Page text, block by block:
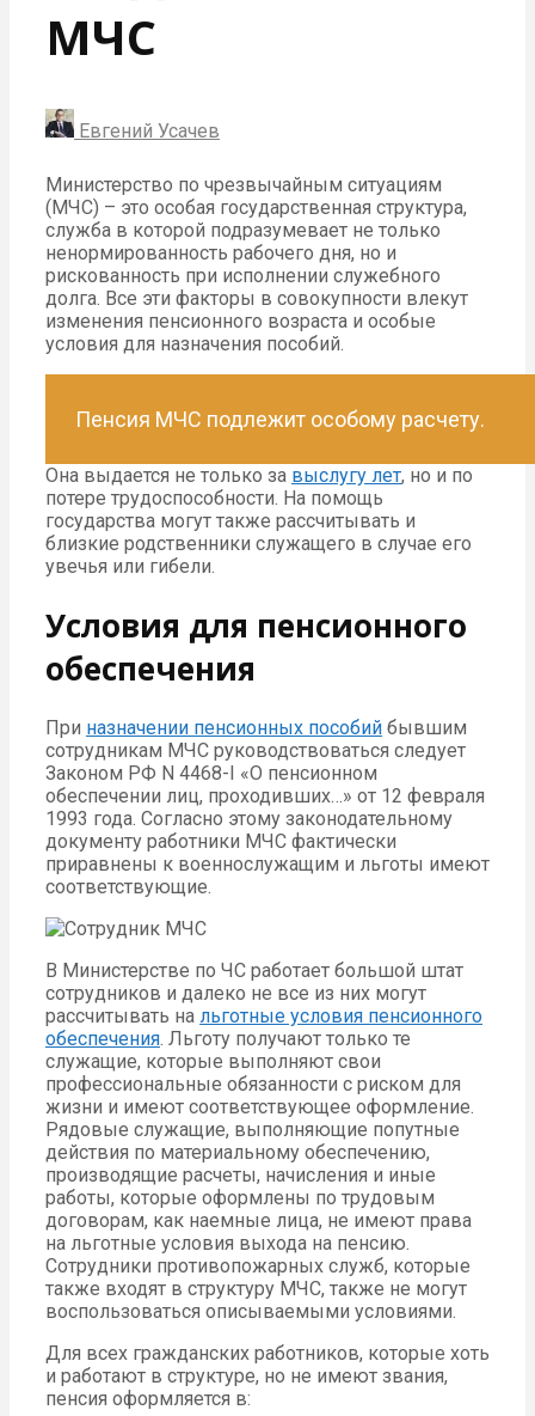
МЧС
Евгений Усачев
Министерство по чрезвычайным ситуациям
(МЧС) – это особая государственная структура,
служба в которой подразумевает не только
ненормированность рабочего дня, но и
рискованность при исполнении служебного
долга. Все эти факторы в совокупности влекут
изменения пенсионного возраста и особые
условия для назначения пособий.
Пенсия МЧС подлежит особому расчету.
Она выдается не только за выслугу лет, но и по
потере трудоспособности. На помощь
государства могут также рассчитывать и
близкие родственники служащего в случае его
увечья или гибели.
Условия для пенсионного
обеспечения
При назначении пенсионных пособий бывшим
сотрудникам МЧС руководствоваться следует
Законом РФ N 4468-I «О пенсионном
обеспечении лиц, проходивших…» от 12 февраля
1993 года. Согласно этому законодательному
документу работники МЧС фактически
приравнены к военнослужащим и льготы имеют
соответствующие.
В Министерстве по ЧС работает большой штат
сотрудников и далеко не все из них могут
рассчитывать на льготные условия пенсионного
обеспечения . Льготу получают только те
служащие, которые выполняют свои
профессиональные обязанности с риском для
жизни и имеют соответствующее оформление.
Рядовые служащие, выполняющие попутные
действия по материальному обеспечению,
производящие расчеты, начисления и иные
работы, которые оформлены по трудовым
договорам, как наемные лица, не имеют права
на льготные условия выхода на пенсию.
Сотрудники противопожарных служб, которые
также входят в структуру МЧС, также не могут
воспользоваться описываемыми условиями.
Для всех гражданских работников, которые хоть
и работают в структуре, но не имеют звания,
пенсия оформляется в: